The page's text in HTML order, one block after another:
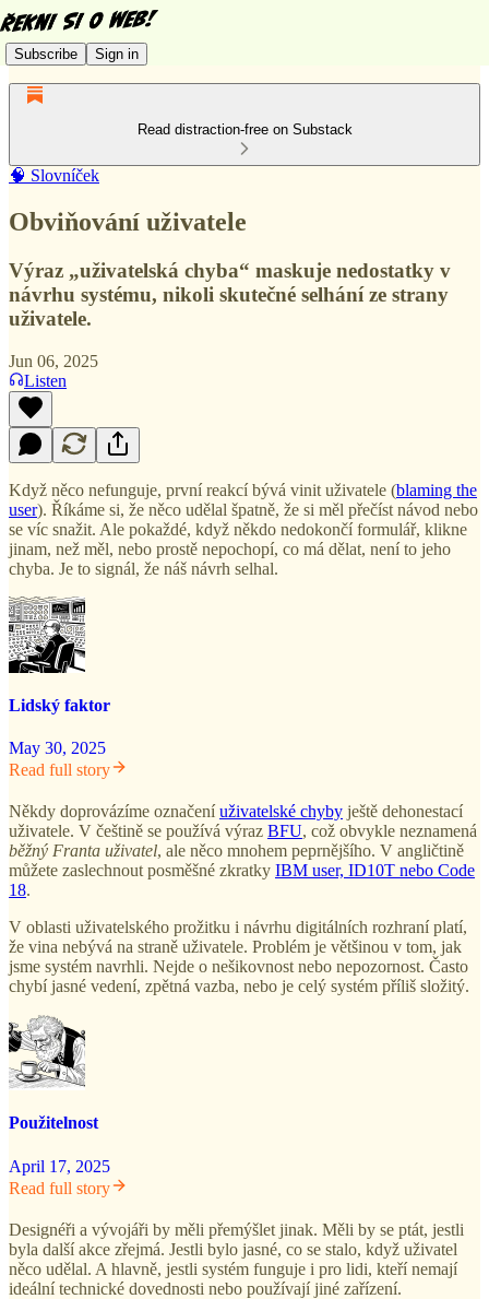
Subscribe Sign in
Read distraction-free on Substack
🧠 Slovníček
Obviňování uživatele
Výraz „uživatelská chyba“ maskuje nedostatky v
návrhu systému, nikoli skutečné selhání ze strany
uživatele.
Jun 06, 2025
Listen
Když něco nefunguje, první reakcí bývá vinit uživatele (blaming the
user). Říkáme si, že něco udělal špatně, že si měl přečíst návod nebo
se víc snažit. Ale pokaždé, když někdo nedokončí formulář, klikne
jinam, než měl, nebo prostě nepochopí, co má dělat, není to jeho
chyba. Je to signál, že náš návrh selhal.
Lidský faktor
May 30, 2025
Read full story
Někdy doprovázíme označeníuživatelské chyby ještě dehonestací
uživatele. V češtině se používá výraz BFU, což obvykle neznamená
běžný Franta uživatel, ale něco mnohem peprnějšího. V angličtině
můžete zaslechnout posměšné zkratky IBM user, ID10T nebo Code
18.
V oblasti uživatelského prožitku i návrhu digitálních rozhraní platí,
že vina nebývá na straně uživatele. Problém je většinou v tom, jak
jsme systém navrhli. Nejde o nešikovnost nebo nepozornost. Často
chybí jasné vedení, zpětná vazba, nebo je celý systém příliš složitý.
Použitelnost
April 17, 2025
Read full story
Designéři a vývojáři by měli přemýšlet jinak. Měli by se ptát, jestli
byla další akce zřejmá. Jestli bylo jasné, co se stalo, když uživatel
něco udělal. A hlavně, jestli systém funguje i pro lidi, kteří nemají
ideální technické dovednosti nebo používají jiné zařízení.